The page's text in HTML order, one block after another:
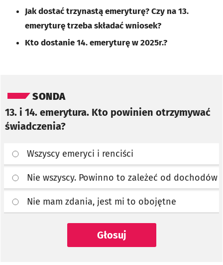
Jak dostać trzynastą emeryturę? Czy na 13.
emeryturę trzeba składać wniosek?
Kto dostanie 14. emeryturę w 2025r.?
SONDA
13. i 14. emerytura. Kto powinien otrzymywać
świadczenia?
Wszyscy emeryci i renciści
Nie wszyscy. Powinno to zależeć od dochodów
Nie mam zdania, jest mi to obojętne
Głosuj